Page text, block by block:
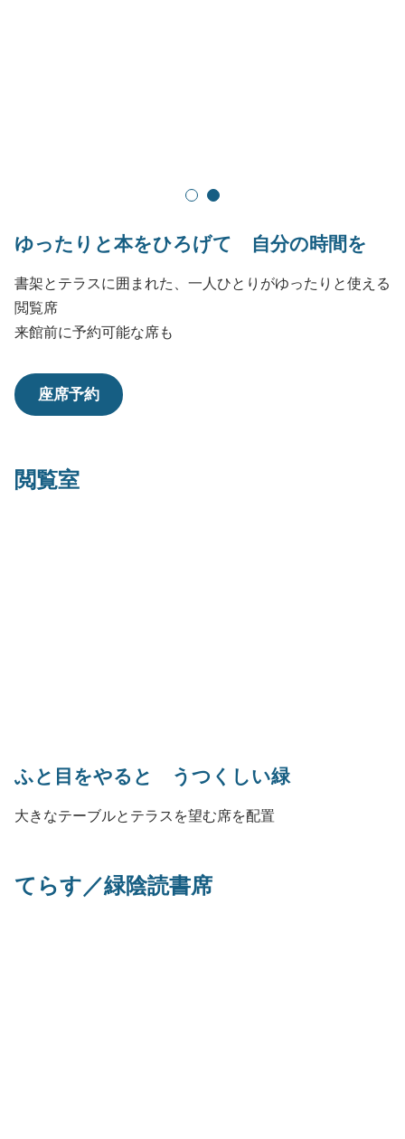
ゆったりと本をひろげて 自分の時間を
書架とテラスに囲まれた、一人ひとりがゆったりと使える
閲覧席
来館前に予約可能な席も
座席予約
閲覧室
ふと目をやると うつくしい緑
大きなテーブルとテラスを望む席を配置
てらす／緑陰読書席